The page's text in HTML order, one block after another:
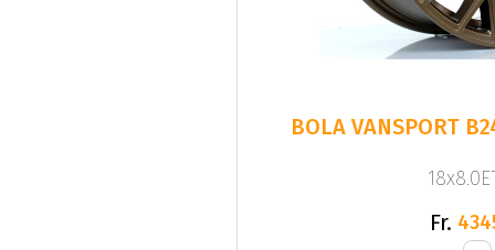
BOLA VANSPORT
Fr.